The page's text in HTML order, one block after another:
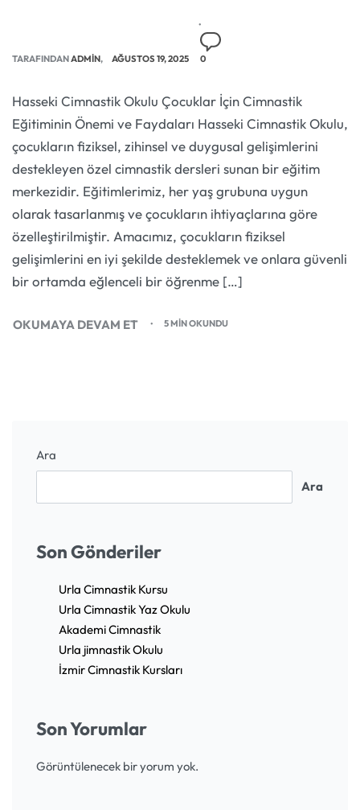
TARAFINDANADMIN AĞUSTOS 19, 2025 0
Hasseki Cimnastik Okulu Çocuklar İçin Cimnastik
Eğitiminin Önemi ve Faydaları Hasseki Cimnastik Okulu,
çocukların fiziksel, zihinsel ve duygusal gelişimlerini
destekleyen özel cimnastik dersleri sunan bir eğitim
merkezidir. Eğitimlerimiz, her yaş grubuna uygun
olarak tasarlanmış ve çocukların ihtiyaçlarına göre
özelleştirilmiştir. Amacımız, çocukların fiziksel
gelişimlerini en iyi şekilde desteklemek ve onlara güvenli
bir ortamda eğlenceli bir öğrenme […]
OKUMAYA DEVAM ET 5 MIN OKUNDU
Ara
Ara
Son Gönderiler
Urla Cimnastik Kursu
Urla Cimnastik Yaz Okulu
Akademi Cimnastik
Urla jimnastik Okulu
İzmir Cimnastik Kursları
Son Yorumlar
Görüntülenecek bir yorum yok.